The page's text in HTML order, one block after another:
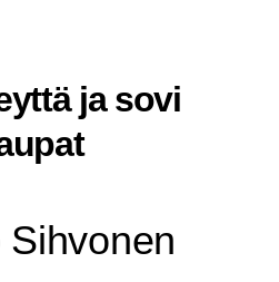
ja sovi